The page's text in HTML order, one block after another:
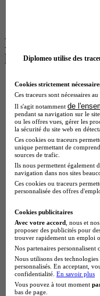
Les intitulés
les plus
BTS Esf en
BTS Dietetique en
BTS Mco en
BTS Pi en
BTS Sp3s en
Master CCA en
BTS Ndrc en
BTS Sam en
Cap Fleuriste en
BTS Sio en
MSc Marketing
Cap Electricien en
BTS Gpn en
BTS Domotique
BAC Pro Agora en
BTS Sta en
BTS Iris en
BTS Tpl en
BTS Ati en
Diplomeo utilise des
Cookies strictement
Ces traceurs sont nécessaires
Il s'agit notamment de
pendant sa navigation sur le
ou les offres vues, gérer les
la sécurité du site web en
Ces cookies ou traceurs
unique permettant de
sources de trafic.
Ils nous permettent également
navigation dans nos sites
Ces cookies ou traceurs
personnalisée des offres
Cookies publicitaires
Avec votre accord , nous et
proposer des publicités pour
trouver rapidement un emploi
Nos partenaires
Nous utilisons des
personnalisés. En acceptant,
confidentialité. En savoir plus
Vous pouvez à tout moment
bas de page.